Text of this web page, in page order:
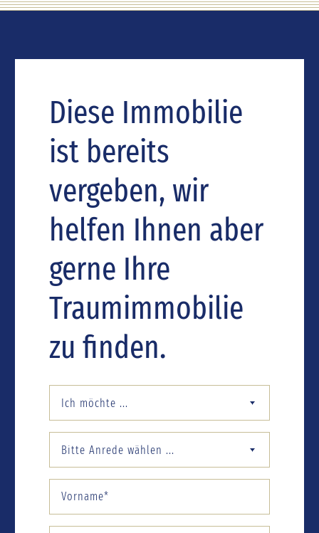
Diese Immobilie
ist bereits
vergeben, wir
helfen Ihnen aber
gerne Ihre
Traumimmobilie
zu finden.
Ich möchte ...
Bitte Anrede wählen ...